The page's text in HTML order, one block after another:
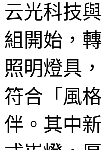
云光科技
組開始，
照明燈具
符合「風
伴。其中